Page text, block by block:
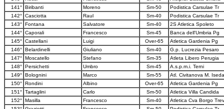
141° Biribanti Moreno Sm-50
Podistica Carsulae Tr
142° Casciotta Raul Sm-40
Podistica Carsulae Tr
143° Fontana Salvatore Sm-40
2S Atletica Spoleto
144° Caporali Francesco Sm-45
Banca dell'Umbria Pg
145° Castellani Luigi Over-65
Atletica Gardenia Pg
146° Belardinelli Giuliano Sm-40
G.p. Lucrezia Pesaro
147° Moscatello Stefano Sm-35
Atleta Libero Perugia
148° Persichetti Umbro Sm-45
A.s.p.m.i. Terni
149° Bolognini Marco Sm-55
Atl. Civitanova M. Iseda
150° Rondini Albino Over-65
Atletica Gardenia Pg
151° Tartaglini Carlo Sm-50
Atletica Villa Candida
152° Masilla Francesco Sm-40
Atletica Cva Borgo